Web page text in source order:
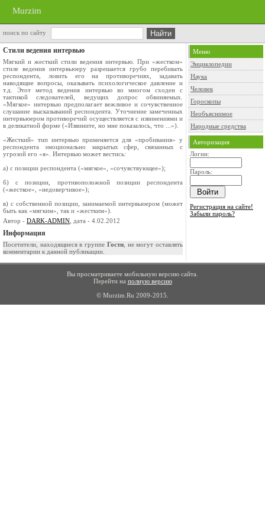
Murzim
поиск по сайту
Стили ведения интервью
Мягкий и жесткий стили ведения интервью. При «жестком»
стиле ведения интервьюеру разрешается грубо перебивать
респондента, ловить его на противоречиях, задавать
наводящие вопросы, оказывать психологическое давление и
т.д. Этот метод ведения интервью во многом сходен с
тактикой следователей, ведущих допрос обвиняемых.
«Мягкое» интервью предполагает вежливое и сочувственное
слушание высказываний респондента. Уточнение замеченных
интервьюером противоречий осуществляется с извинениями и
в деликатной форме («Извините, но мне показалось, что ...»).
«Жесткий» тип интервью применяется для «пробивания» у
респондента эмоционально закрытых сфер, связанных с
угрозой его «я». Интервью может вестись:
а) с позиции респондента («мягкое», «сочувствующее»);
б) с позиции, противоположной позиции респондента
(«жесткое», «недоверчивое»);
в) с собственной позиции, занимаемой интервьюером (может
быть как «мягким», так и «жестким»).
Автор - DARK-ADMIN , дата - 4.02.2012
Информация
Посетители, находящиеся в группе Гости, не могут оставлять
комментарии к данной публикации.
Меню
Энциклопедии
Наука
Человек
Гороскопы
Необъяснимое
Народные средства
Авторизация
Логин:
Пароль:
Регистрация на сайте!
Забыли пароль?
Вы просматриваете мобильную версию сайта.
Перейти на полную версию
© Murzim.Ru 2009-2015.